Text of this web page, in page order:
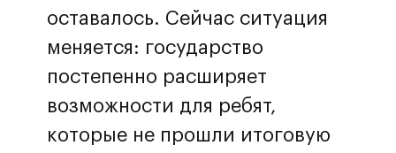
оставалось. Сейчас ситуация
меняется: государство
постепенно расширяет
возможности для ребят,
которые не прошли итоговую